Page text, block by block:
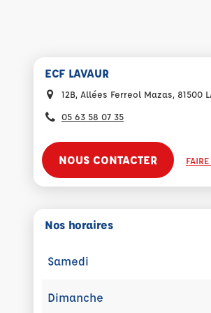
ECF LAVAUR
12B, Allées Ferreol Mazas, 81500
05 63 58 07 35
NOUS CONTACTER
Nos horaires
Samedi
Dimanche